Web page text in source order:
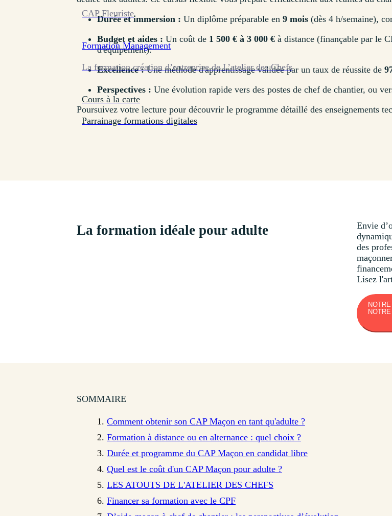
CAP Fleuriste
Formation Management
La formation création d’entreprise de L’atelier des Chefs
Cours à la carte
Parrainage formations digitales
Durée et immersion : Un diplôme préparable en 9 mois (dès 4 h/semaine),
Budget et aides : Un coût de 1 500 € à 3 000 € à distance (finançable par le
d'équipement).
Excellence :Une méthode d'apprentissage validée par un taux de réussite de
Perspectives : Une évolution rapide vers des postes de chef de chantier, ou
Poursuivez votre lecture pour découvrir le programme détaillé des enseignements
La formation idéale pour adulte
Envie
des
Lisez
SOMMAIRE
Comment obtenir son CAP Maçon en tant qu'adulte ?
Formation à distance ou en alternance : quel choix ?
Durée et programme du CAP Maçon en candidat libre
Quel est le coût d'un CAP Maçon pour adulte ?
LES ATOUTS DE L'ATELIER DES CHEFS
Financer sa formation avec le CPF